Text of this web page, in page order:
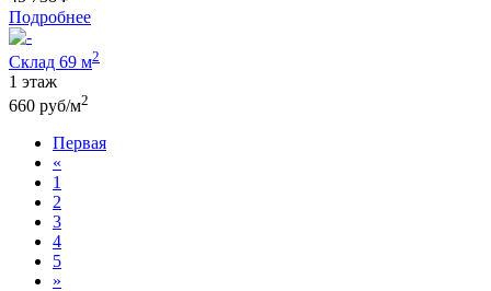
Подробнее
Склад 69 м2
1 этаж
660 руб/м2
Первая
«
1
2
3
4
5
»